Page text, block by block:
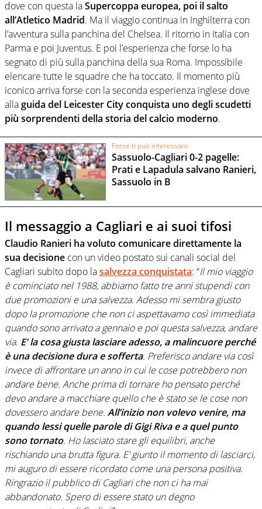
dove con questa laSupercoppa europea, poi il salto
all’Atletico Madrid. Ma il viaggio continua in Inghilterra con
l’avventura sulla panchina del Chelsea. Il ritorno in Italia con
Parma e poi Juventus. E poi l’esperienza che forse lo ha
segnato di più sulla panchina della sua Roma. Impossibile
elencare tutte le squadre che ha toccato. Il momento più
iconico arriva forse con la seconda esperienza inglese dove
allaguida del Leicester City conquista uno degli scudetti
più sorprendenti della storia del calcio moderno.
Forse ti può interessare
Sassuolo-Cagliari 0-2 pagelle:
Prati e Lapadula salvano Ranieri,
Sassuolo in B
Il messaggio a Cagliari e ai suoi tifosi
Claudio Ranieri ha voluto comunicare direttamente la
sua decisione con un video postato sui canali social del
Cagliari subito dopo lasalvezza conquistata: “Il mio viaggio
è cominciato nel 1988, abbiamo fatto tre anni stupendi con
due promozioni e una salvezza. Adesso mi sembra giusto
dopo la promozione che non ci aspettavamo così immediata
quando sono arrivato a gennaio e poi questa salvezza, andare
via. E’ la cosa giusta lasciare adesso, a malincuore perché
è una decisione dura e sofferta. Preferisco andare via così
invece di affrontare un anno in cui le cose potrebbero non
andare bene. Anche prima di tornare ho pensato perché
devo andare a macchiare quello che è stato se le cose non
dovessero andare bene. All’inizio non volevo venire, ma
quando lessi quelle parole di Gigi Riva e a quel punto
sono tornato. Ho lasciato stare gli equilibri, anche
rischiando una brutta figura. E’ giunto il momento di lasciarci,
mi auguro di essere ricordato come una persona positiva.
Ringrazio il pubblico di Cagliari che non ci ha mai
abbandonato. Spero di essere stato un degno